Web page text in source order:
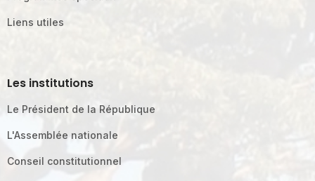
Liens utiles
Les institutions
Le Président de la République
L'Assemblée nationale
Conseil constitutionnel